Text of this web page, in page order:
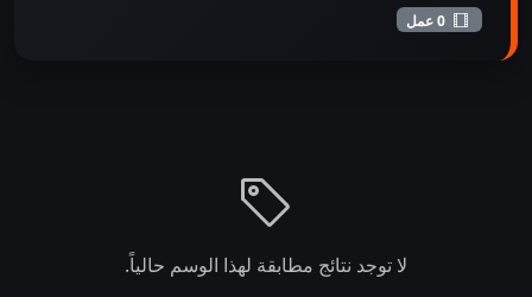
لا توجد نتائج مطابقة لهذا الوسم حالياً.